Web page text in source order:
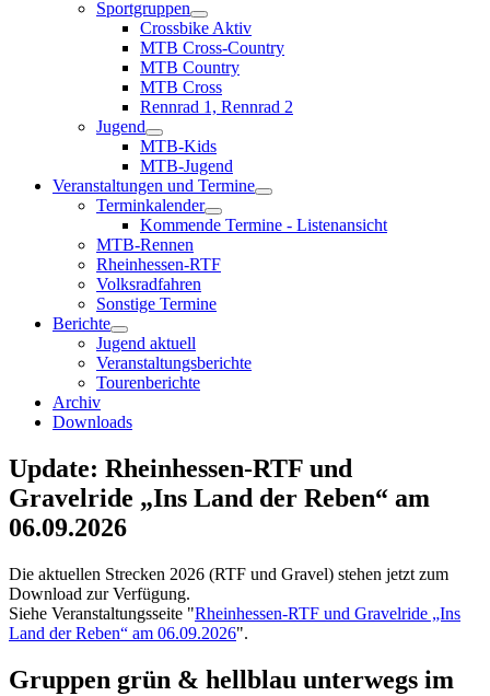
Sportgruppen
Crossbike Aktiv
MTB Cross-Country
MTB Country
MTB Cross
Rennrad 1, Rennrad 2
Jugend
MTB-Kids
MTB-Jugend
Veranstaltungen und Termine
Terminkalender
Kommende Termine - Listenansicht
MTB-Rennen
Rheinhessen-RTF
Volksradfahren
Sonstige Termine
Berichte
Jugend aktuell
Veranstaltungsberichte
Tourenberichte
Archiv
Downloads
Update: Rheinhessen-RTF und
Gravelride „Ins Land der Reben“ am
06.09.2026
Die aktuellen Strecken 2026 (RTF und Gravel) stehen jetzt zum
Download zur Verfügung.
Siehe Veranstaltungsseite "Rheinhessen-RTF und Gravelride „Ins
Land der Reben“ am 06.09.2026".
Gruppen grün & hellblau unterwegs im